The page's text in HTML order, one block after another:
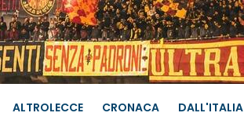
ALTROLECCE CRONACA DALL'ITALIA